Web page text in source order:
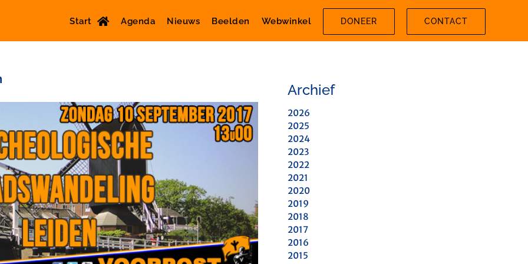
Start Agenda Nieuws Beelden Webwinkel DONEER CONTACT
Archief
2026
2025
2024
2023
2022
2021
2020
2019
2018
2017
2016
2015